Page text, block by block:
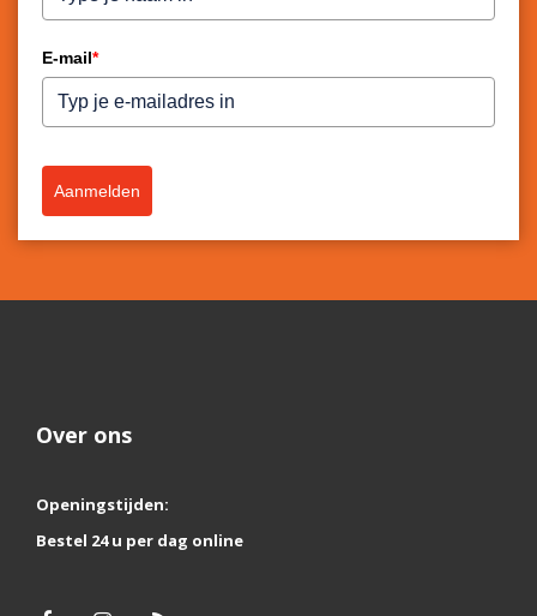
E-mail*
Aanmelden
Over ons
Openingstijden:
Bestel 24 u per dag online